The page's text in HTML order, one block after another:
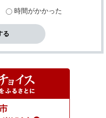
時間がかかった